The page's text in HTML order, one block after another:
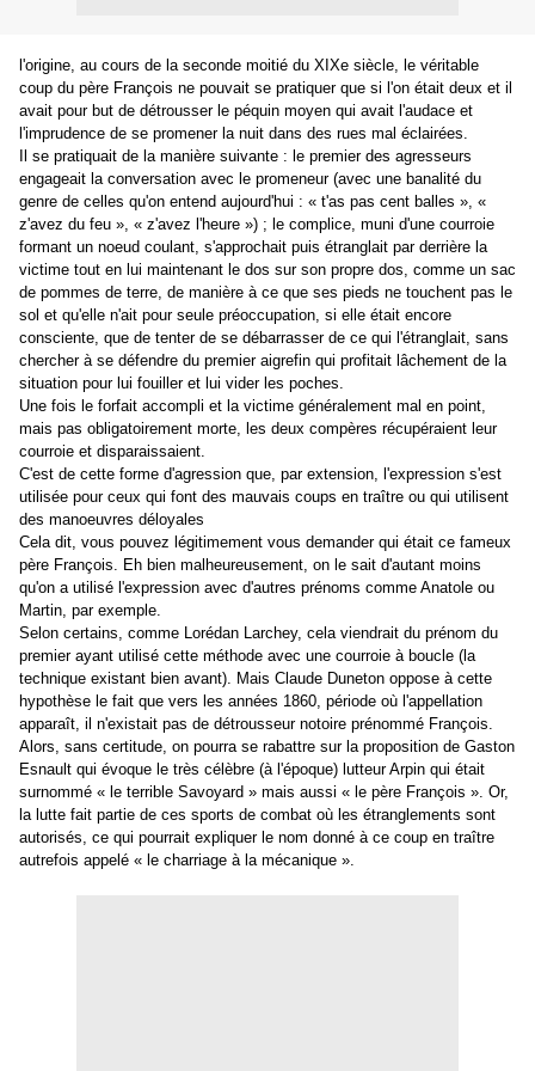
l'origine, au cours de la seconde moitié du XIXe siècle, le véritable
coup du père François ne pouvait se pratiquer que si l'on était deux et il
avait pour but de détrousser le péquin moyen qui avait l'audace et
l'imprudence de se promener la nuit dans des rues mal éclairées.
Il se pratiquait de la manière suivante : le premier des agresseurs
engageait la conversation avec le promeneur (avec une banalité du
genre de celles qu'on entend aujourd'hui : « t'as pas cent balles », «
z'avez du feu », « z'avez l'heure ») ; le complice, muni d'une courroie
formant un noeud coulant, s'approchait puis étranglait par derrière la
victime tout en lui maintenant le dos sur son propre dos, comme un sac
de pommes de terre, de manière à ce que ses pieds ne touchent pas le
sol et qu'elle n'ait pour seule préoccupation, si elle était encore
consciente, que de tenter de se débarrasser de ce qui l'étranglait, sans
chercher à se défendre du premier aigrefin qui profitait lâchement de la
situation pour lui fouiller et lui vider les poches.
Une fois le forfait accompli et la victime généralement mal en point,
mais pas obligatoirement morte, les deux compères récupéraient leur
courroie et disparaissaient.
C'est de cette forme d'agression que, par extension, l'expression s'est
utilisée pour ceux qui font des mauvais coups en traître ou qui utilisent
des manoeuvres déloyales
Cela dit, vous pouvez légitimement vous demander qui était ce fameux
père François. Eh bien malheureusement, on le sait d'autant moins
qu'on a utilisé l'expression avec d'autres prénoms comme Anatole ou
Martin, par exemple.
Selon certains, comme Lorédan Larchey, cela viendrait du prénom du
premier ayant utilisé cette méthode avec une courroie à boucle (la
technique existant bien avant). Mais Claude Duneton oppose à cette
hypothèse le fait que vers les années 1860, période où l'appellation
apparaît, il n'existait pas de détrousseur notoire prénommé François.
Alors, sans certitude, on pourra se rabattre sur la proposition de Gaston
Esnault qui évoque le très célèbre (à l'époque) lutteur Arpin qui était
surnommé « le terrible Savoyard » mais aussi « le père François ». Or,
la lutte fait partie de ces sports de combat où les étranglements sont
autorisés, ce qui pourrait expliquer le nom donné à ce coup en traître
autrefois appelé « le charriage à la mécanique ».